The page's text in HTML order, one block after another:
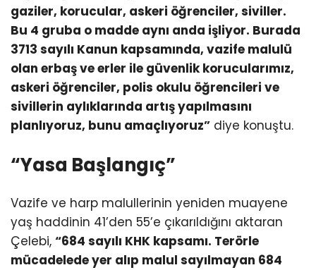
gaziler, korucular, askeri öğrenciler, siviller.
Bu 4 gruba o madde aynı anda işliyor. Burada
3713 sayılı Kanun kapsamında, vazife malulü
olan erbaş ve erler ile güvenlik korucularımız,
askeri öğrenciler, polis okulu öğrencileri ve
sivillerin aylıklarında artış yapılmasını
planlıyoruz, bunu amaçlıyoruz” diye konuştu.
“Yasa Başlangıç”
Vazife ve harp malullerinin yeniden muayene
yaş haddinin 41’den 55’e çıkarıldığını aktaran
Çelebi, “684 sayılı KHK kapsamı. Terörle
mücadelede yer alıp malul sayılmayan 684